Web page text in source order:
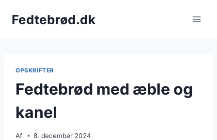
Fedtebrød.dk
OPSKRIFTER
Fedtebrød med æble og
kanel
Af 8. december 2024